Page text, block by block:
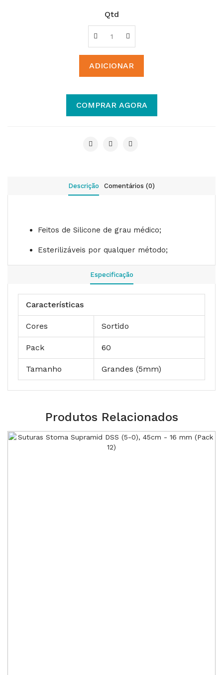
Qtd
ADICIONAR
COMPRAR AGORA
Descrição Comentários (0)
Feitos de Silicone de grau médico;
Esterilizáveis por qualquer método;
Especificação
Características
Cores Sortido
Pack 60
Tamanho Grandes (5mm)
Produtos Relacionados